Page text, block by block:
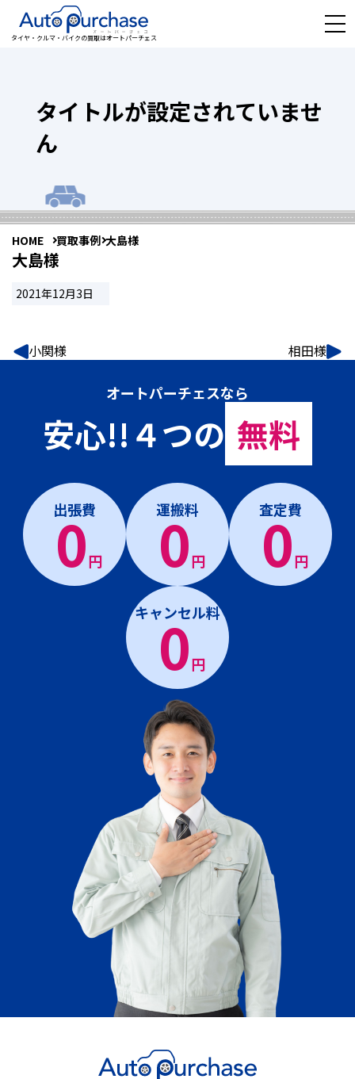
タイヤ・クルマ・バイクの買取はオートパーチェス
タイトルが設定されていませ
ん
HOME 買取事例 大島様
大島様
2021年12月3日
小関様 相田様
オートパーチェスなら
安心!!４つの 無料
出張費
0円
運搬料
0円
査定費
0円
キャンセル料
0円